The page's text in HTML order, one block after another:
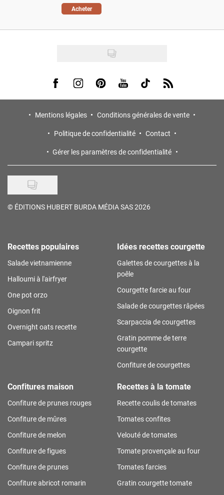
Acheter
Visit us on Facebook
Visit us on Instagram
Visit us on Pinterest
Visit us on Youtube
Visit us on Tiktok
Visit us on Rss
Mentions légales
Conditions générales de vente
Politique de confidentialité
Contact
Gérer les paramètres de confidentialité
© ÉDITIONS HUBERT BURDA MÉDIA SAS 2026
Recettes populaires
Salade vietnamienne
Halloumi à l'airfryer
One pot orzo
Oignon frit
Overnight oats recette
Campari spritz
Idées recettes courgette
Galettes de courgettes à la
poêle
Courgette farcie au four
Salade de courgettes râpées
Scarpaccia de courgettes
Gratin pomme de terre
courgette
Confiture de courgettes
Confitures maison
Confiture de prunes rouges
Confiture de mûres
Confiture de melon
Confiture de figues
Confiture de prunes
Confiture abricot romarin
Recettes à la tomate
Recette coulis de tomates
Tomates confites
Velouté de tomates
Tomate provençale au four
Tomates farcies
Gratin courgette tomate